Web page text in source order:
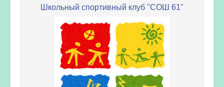
Школьный спортивный клуб "СОШ 61"